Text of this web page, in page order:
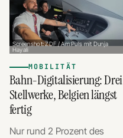
Screenshot: ZDF / Am Puls mit Dunja
Hayali
MOBILITÄT
Bahn-Digitalisierung: Drei
Stellwerke, Belgien längst
fertig
Nur rund 2 Prozent des